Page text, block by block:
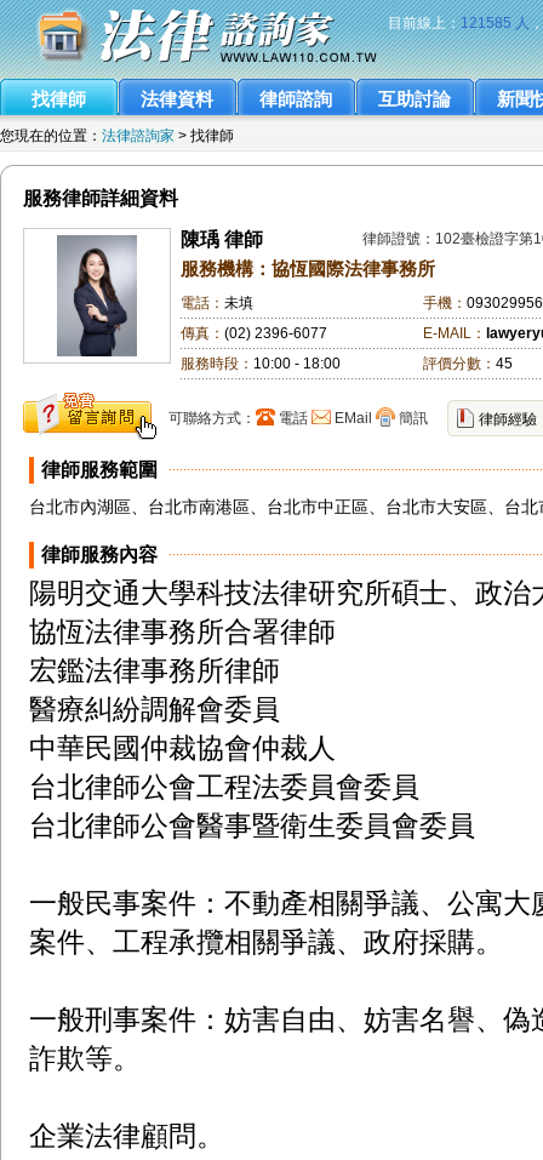
目前線上：121585 人
找律師 法律資料 律師諮詢 互助討論 新聞
您現在的位置： 法律諮詢家 > 找律師
服務律師詳細資料
陳瑀 律師
服務機構：協恆國際法律事務所
律師證號：102臺檢證字第
律師經驗
電話：未填 手機：
傳真：(02) 2396-6077 E-MAIL：
服務時段： 10:00 - 18:00 評價分數：45
可聯絡方式： 電話 EMail 簡訊
律師服務範圍
台北市內湖區、台北市南港區、台北市中正區、台北市大安區、台北
律師服務內容
陽明交通大學科技法律研究所碩士、政治
協恆法律事務所合署律師
宏鑑法律事務所律師
醫療糾紛調解會委員
中華民國仲裁協會仲裁人
台北律師公會工程法委員會委員
台北律師公會醫事暨衛生委員會委員
一般民事案件：不動產相關爭議、公寓
案件、工程承攬相關爭議、政府採購。
一般刑事案件：妨害自由、妨害名譽、
詐欺等。
企業法律顧問。